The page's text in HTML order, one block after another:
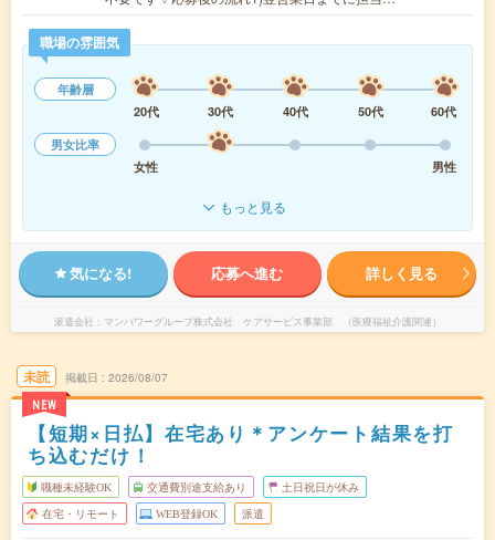
職場の雰囲気
年齢層
20代
30代 40代 50代
60代
男女比率
女性
男性
もっと見る
気になる! 応募へ進む 詳しく見る
派遣会社 マンパワーグループ株式会社 ケアサービス事業部 （医療福祉介護関連）
未読
NEW
掲載日 2026/08/07
【短期×日払】在宅あり＊アンケート結果を打
ち込むだけ！
職種未経験OK 交通費別途支給あり 土日祝日が休み
在宅・リモート WEB登録OK 派遣